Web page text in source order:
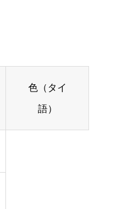
色（タイ
語）